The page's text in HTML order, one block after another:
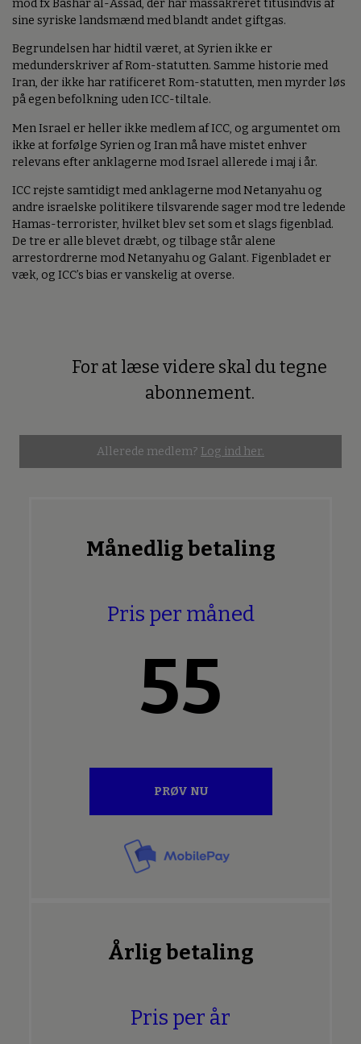
mod fx Bashar al-Assad, der har massakreret titusindvis af
sine syriske landsmænd med blandt andet giftgas.
Begrundelsen har hidtil været, at Syrien ikke er
medunderskriver af Rom-statutten. Samme historie med
Iran, der ikke har ratificeret Rom-statutten, men myrder løs
på egen befolkning uden ICC-tiltale.
Men Israel er heller ikke medlem af ICC, og argumentet om
ikke at forfølge Syrien og Iran må have mistet enhver
relevans efter anklagerne mod Israel allerede i maj i år.
ICC rejste samtidigt med anklagerne mod Netanyahu og
andre israelske politikere tilsvarende sager mod tre ledende
Hamas-terrorister, hvilket blev set som et slags figenblad.
De tre er alle blevet dræbt, og tilbage står alene
arrestordrerne mod Netanyahu og Galant. Figenbladet er
væk, og ICC’s bias er vanskelig at overse.
For at læse videre skal du tegne
abonnement.
Allerede medlem? Log ind her.
Månedlig betaling
Pris per måned
55
PRØV NU
Årlig betaling
Pris per år